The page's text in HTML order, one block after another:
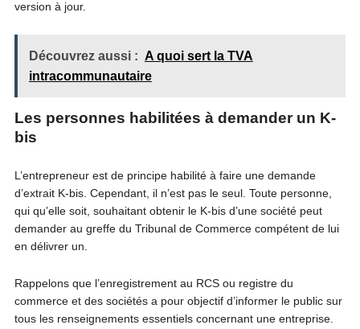
version à jour.
Découvrez aussi : A quoi sert la TVA
intracommunautaire
Les personnes habilitées à demander un K-
bis
L’entrepreneur est de principe habilité à faire une demande
d’extrait K-bis. Cependant, il n’est pas le seul. Toute personne,
qui qu’elle soit, souhaitant obtenir le K-bis d’une société peut
demander au greffe du Tribunal de Commerce compétent de lui
en délivrer un.
Rappelons que l’enregistrement au RCS ou registre du
commerce et des sociétés a pour objectif d’informer le public sur
tous les renseignements essentiels concernant une entreprise.